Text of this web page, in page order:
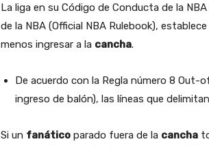
La liga en su Código de Conducta de la NBA
de la NBA (Official NBA Rulebook),
menos ingresar a la cancha.
De acuerdo con la Regla número 8
ingreso de balón), las líneas que
Si un fanático parado fuera de la cancha